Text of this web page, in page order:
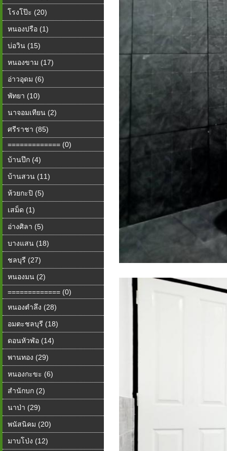
โรงโป๊ะ (20)
หนองปรือ (1)
บ่อวิน (15)
หนองขาม (17)
อ่าวอุดม (6)
พัทยา (10)
นาจอมเทียน (2)
ศรีราชา (85)
============= (0)
บ้านปึก (4)
บ้านสวน (11)
ห้วยกะปิ (5)
เสม็ด (1)
อ่างศิลา (5)
บางแสน (18)
ชลบุรี (27)
หนองมน (2)
============= (0)
หนองตำลึง (28)
อมตะชลบุรี (18)
ดอนหัวฬ่อ (14)
พานทอง (29)
หนองกะขะ (6)
สำนักบก (2)
นาป่า (29)
พนัสนิคม (20)
มาบโป่ง (12)